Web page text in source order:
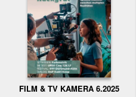
FILM & TV KAMERA 6.2025